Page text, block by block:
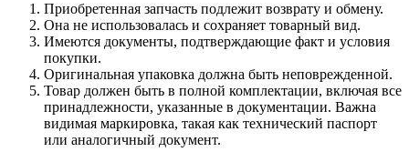
Приобретенная запчасть подлежит возврату и обмену.
Она не использовалась и сохраняет товарный вид.
Имеются документы, подтверждающие факт и условия
покупки.
Оригинальная упаковка должна быть неповрежденной.
Товар должен быть в полной комплектации, включая все
принадлежности, указанные в документации. Важна
видимая маркировка, такая как технический паспорт
или аналогичный документ.